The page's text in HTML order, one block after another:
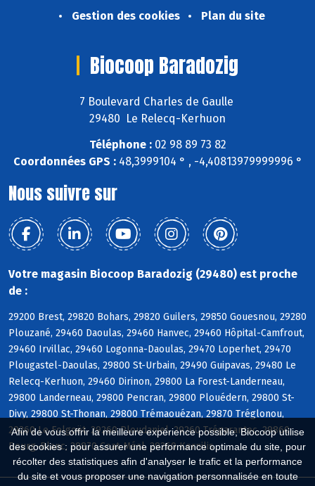
Afin de vous offrir la meilleure expérience possible, Biocoop utilise
des cookies : pour assurer une performance optimale du site, pour
récolter des statistiques afin d'analyser le trafic et la performance
du site et vous proposer une navigation personnalisée en toute
Gestion des cookies
Plan du site
Biocoop Baradozig
7 Boulevard Charles de Gaulle
29480 Le Relecq-Kerhuon
Téléphone :02 98 89 73 82
Coordonnées GPS :48,3999104 ° , -4,40813979999996 °
Nous suivre sur
Votre magasin Biocoop Baradozig (29480) est proche
de :
29200 Brest, 29820 Bohars, 29820 Guilers, 29850 Gouesnou, 29280
Plouzané, 29460 Daoulas, 29460 Hanvec, 29460 Hôpital-Camfrout,
29460 Irvillac, 29460 Logonna-Daoulas, 29470 Loperhet, 29470
Plougastel-Daoulas, 29800 St-Urbain, 29490 Guipavas, 29480 Le
Relecq-Kerhuon, 29460 Dirinon, 29800 La Forest-Landerneau,
29800 Landerneau, 29800 Pencran, 29800 Plouédern, 29800 St-
Divy, 29800 St-Thonan, 29800 Trémaouézan, 29870 Tréglonou,
29260 Le Folgoët, 29260 Ploudaniel, 29260 Trégarantec, 29860
Bourg-Blanc, 29870 Coat-Méal, 29260 Kernilis